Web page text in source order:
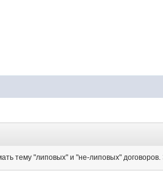
тему "липовых" и "не-липовых"